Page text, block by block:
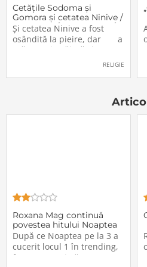
Cetăţile Sodoma şi
Gomora şi cetatea Ninive /
SODOMA ÉS GOMORA ÉS
Şi cetatea Ninive a fost
osândită la pieire, dar a
scăpat prin căinţă şi
întoarcere la Dumnezeu
Biblie, are multă
Gomora. O mare
RELIGIE
Roxana Mag continuă
povestea hitului Noaptea
pe la 3 cu Iubi, iubi, o piesă
în colaborare cu
După ce Noaptea pe la 3 a
cucerit locul 1 în trending,
frumoasa artistă, Roxana